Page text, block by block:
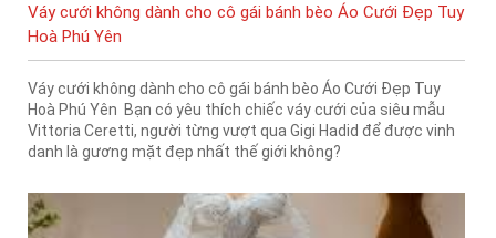
Váy cưới không dành cho cô gái bánh bèo Áo Cưới Đẹp Tuy
Hoà Phú Yên
Váy cưới không dành cho cô gái bánh bèo Áo Cưới Đẹp Tuy
Hoà Phú Yên Bạn có yêu thích chiếc váy cưới của siêu mẫu
Vittoria Ceretti, người từng vượt qua Gigi Hadid để được vinh
danh là gương mặt đẹp nhất thế giới không?